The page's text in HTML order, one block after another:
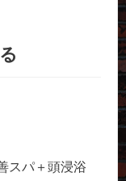
スパ＋頭浸浴